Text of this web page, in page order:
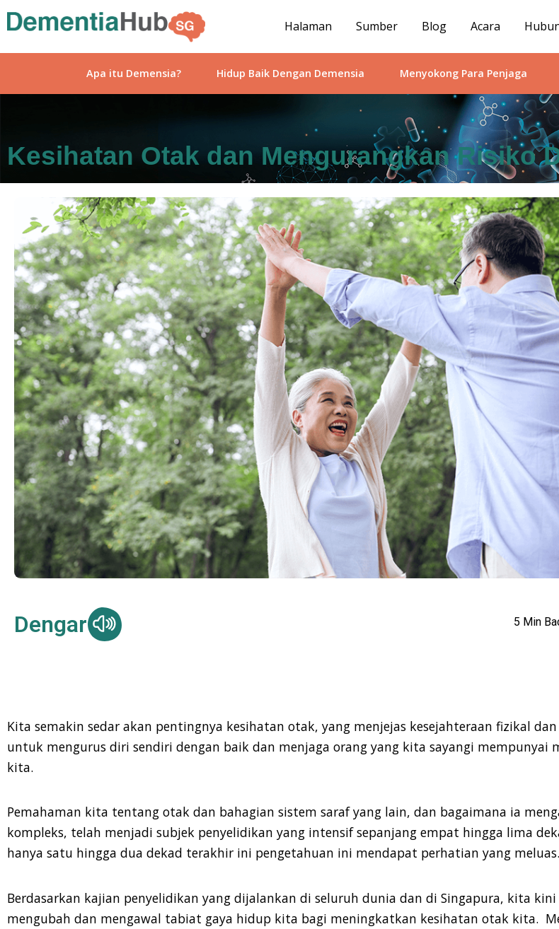
Halaman Sumber Blog Acara
Apa itu Demensia? Hidup Baik Dengan Demensia Menyokong Para Penjaga
Kesihatan Otak dan Mengurangkan Risiko
Dengar 5 Min
Kita semakin sedar akan pentingnya kesihatan otak, yang menjejas kesejahteraan fizikal
untuk mengurus diri sendiri dengan baik dan menjaga orang yang kita sayangi mempunyai
kita.
Pemahaman kita tentang otak dan bahagian sistem saraf yang lain, dan bagaimana ia
kompleks, telah menjadi subjek penyelidikan yang intensif sepanjang empat hingga lima
hanya satu hingga dua dekad terakhir ini pengetahuan ini mendapat perhatian yang meluas.
Berdasarkan kajian penyelidikan yang dijalankan di seluruh dunia dan di Singapura, kita
mengubah dan mengawal tabiat gaya hidup kita bagi meningkatkan kesihatan otak kita.